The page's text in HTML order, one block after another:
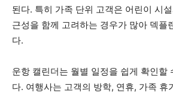
된다. 특히 가족 단위 고객은 어린이 시
근성을 함께 고려하는 경우가 많아 덱플
다.
운항 캘린더는 월별 일정을 쉽게 확인할
다. 여행사는 고객의 방학, 연휴, 가족 휴